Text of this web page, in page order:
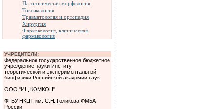
Патологическая морфология
Токсикология
Травматология и ортопедия
Хирургия
Фармакология, клиническая
фармакология
УЧРЕДИТЕЛИ:
Федеральное государственное бюджетное
учреждение науки Институт
теоретической и экспериментальной
биофизики Российской академии наук
ООО "ИЦ КОМКОН"
ФГБУ НКЦТ им. С.Н. Голикова ФМБА
России